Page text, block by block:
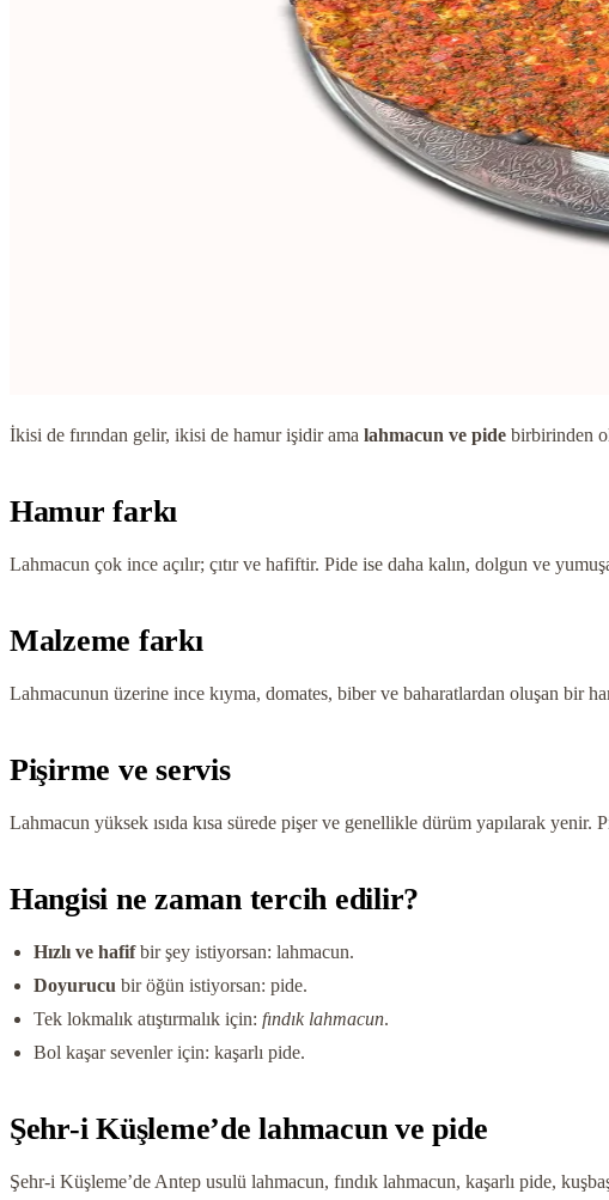
İkisi de fırından gelir, ikisi de hamur işidir ama lahmacun ve pide birbirinden
Hamur farkı
Lahmacun çok ince açılır; çıtır ve hafiftir. Pide ise daha kalın, dolgun ve
Malzeme farkı
Lahmacunun üzerine ince kıyma, domates, biber ve baharatlardan oluşan bir
Pişirme ve servis
Lahmacun yüksek ısıda kısa sürede pişer ve genellikle dürüm yapılarak
Hangisi ne zaman tercih edilir?
Hızlı ve hafifbir şey istiyorsan: lahmacun.
Doyurucu bir öğün istiyorsan: pide.
Tek lokmalık atıştırmalık için: fındık lahmacun.
Bol kaşar sevenler için: kaşarlı pide.
Şehr-i Küşleme’de lahmacun ve pide
Şehr-i Küşleme’de Antep usulü lahmacun, fındık lahmacun, kaşarlı pide,